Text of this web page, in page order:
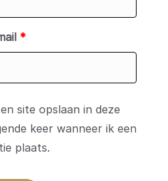
*
site opslaan in deze
keer wanneer ik een
plaats.